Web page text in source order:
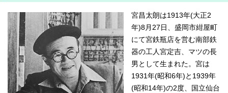
宮昌太朗は1913年(大正2
年)8月27日、盛岡市紺屋町
にて宮鉄瓶店を営む南部鉄
器の工人宮定吉、マツの長
男として生まれた。宮は
1931年(昭和6年)と1939年
(昭和14年)の2度、国立仙台